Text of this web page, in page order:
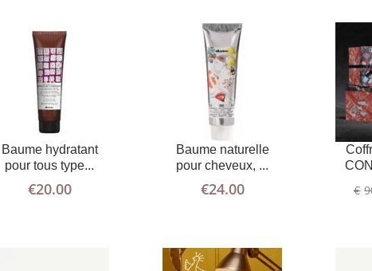
Baume hydratant
pour tous type...
€20.00
Baume naturelle
pour cheveux, ...
€24.00 €
LIRE LA
SUITE
PLUS
D'INFOS
LIRE LA
SUITE
PLUS
D'INFOS